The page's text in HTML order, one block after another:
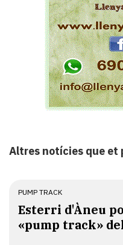
Altres notícies que et
PUMP TRACK
Esterri d'Àneu
«pump track»